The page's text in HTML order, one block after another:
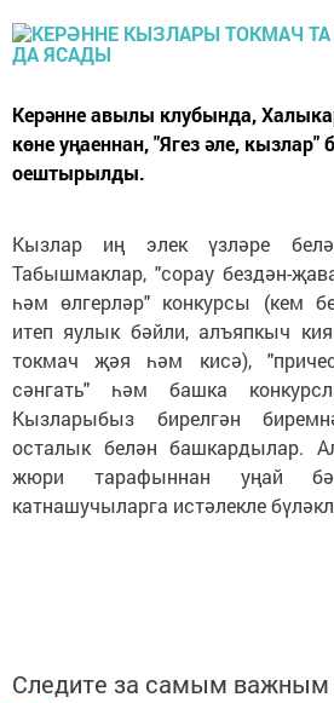
Керәнне авылы клубында,
көне уңаеннан, "Ягез әле, кызлар"
оештырылды.
Кызлар иң элек үзләре
Табышмаклар, "сорау бездән-
һәм өлгерләр" конкурсы (кем
итеп яулык бәйли, алъяпкыч
токмач җәя һәм кисә),
сәнгать" һәм башка
Кызларыбыз бирелгән
осталык белән башкардылар.
жюри тарафыннан уңай
катнашучыларга истәлекле
Следите за самым важным